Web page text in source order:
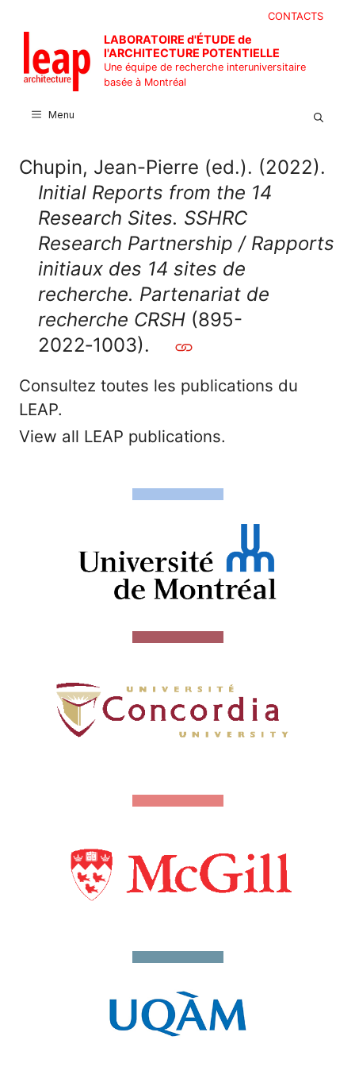
contenu
CONTACTS
LABORATOIRE d'ÉTUDE de
l'ARCHITECTURE POTENTIELLE
Une équipe de recherche interuniversitaire
basée à Montréal
Menu
Chupin, Jean-Pierre (ed.). (2022).
Initial Reports from the 14
Research Sites. SSHRC
Research Partnership / Rapports
initiaux des 14 sites de
recherche. Partenariat de
recherche CRSH (895-
2022‑1003).
Consultez toutes les publications du
LEAP.
View all LEAP publications.